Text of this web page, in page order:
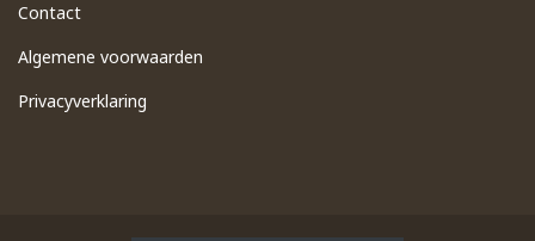
Contact
Algemene voorwaarden
Privacyverklaring